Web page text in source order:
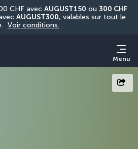
CHF avec AUGUST150 ou 300 CHF
AUGUST300, valables sur tout le
Voir conditions.
Menu